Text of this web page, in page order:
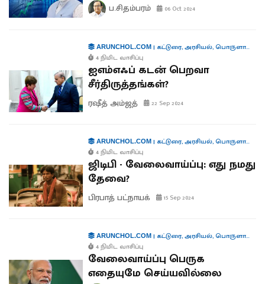
ப.சிதம்பரம் 06 Oct 2024
ARUNCHOL.COM| கட்டுரை,அரசியல்,பொருளாதாரம்
4 நிமிட வாசிப்பு
ஐஎம்எஃப் கடன் பெறவா
சீர்திருத்தங்கள்?
ரஷீத் அம்ஜத் 22 Sep 2024
ARUNCHOL.COM| கட்டுரை,அரசியல்,பொருளாதாரம்
4 நிமிட வாசிப்பு
ஜிடிபி - வேலைவாய்ப்பு: எது நமது
தேவை?
பிரபாத் பட்நாயக் 15 Sep 2024
ARUNCHOL.COM| கட்டுரை,அரசியல்,பொருளாதாரம்
4 நிமிட வாசிப்பு
வேலைவாய்ப்பு பெருக
எதையுமே செய்யவில்லை